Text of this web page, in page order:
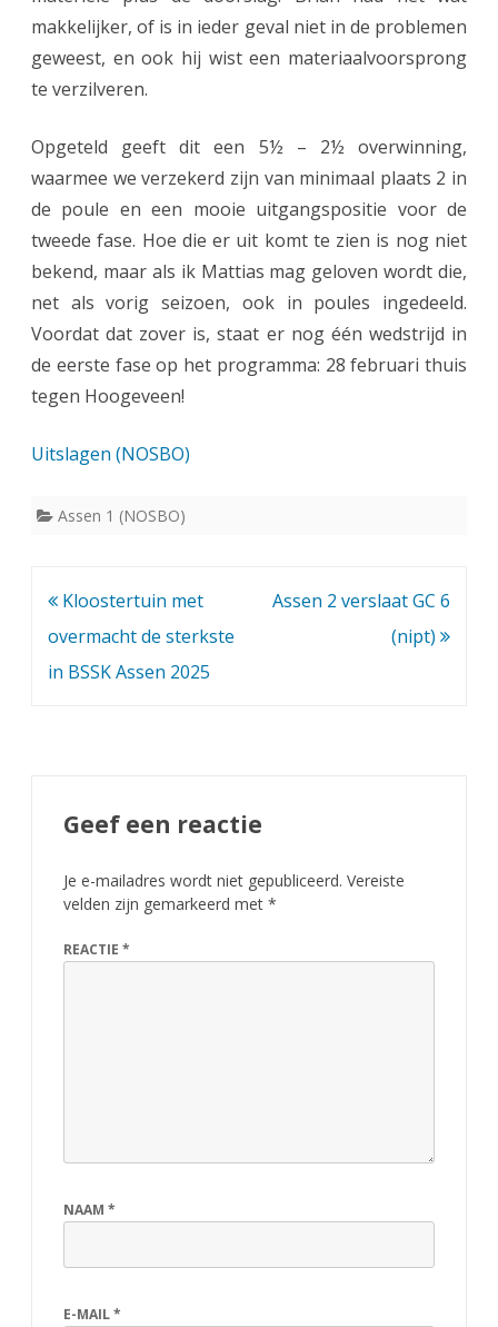
makkelijker, of is in ieder geval niet in de problemen
geweest, en ook hij wist een materiaalvoorsprong
te verzilveren.
Opgeteld geeft dit een 5½ – 2½ overwinning,
waarmee we verzekerd zijn van minimaal plaats 2 in
de poule en een mooie uitgangspositie voor de
tweede fase. Hoe die er uit komt te zien is nog niet
bekend, maar als ik Mattias mag geloven wordt die,
net als vorig seizoen, ook in poules ingedeeld.
Voordat dat zover is, staat er nog één wedstrijd in
de eerste fase op het programma: 28 februari thuis
tegen Hoogeveen!
Uitslagen (NOSBO)
Assen 1 (NOSBO)
Bericht
navigatie
Kloostertuin met
overmacht de sterkste
in BSSK Assen 2025
Assen 2 verslaat GC 6
(nipt)
Geef een reactie
Je e-mailadres wordt niet gepubliceerd. Vereiste
velden zijn gemarkeerd met *
REACTIE *
NAAM *
E-MAIL*